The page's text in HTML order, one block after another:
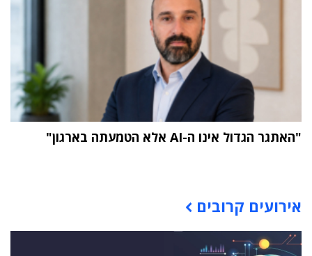
"האתגר הגדול אינו ה-AI אלא הטמעתה בארגון"
אירועים קרובים